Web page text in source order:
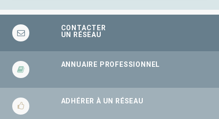
CONTACTER
UN RÉSEAU
ANNUAIRE PROFESSIONNEL
ADHÉRER À UN RÉSEAU